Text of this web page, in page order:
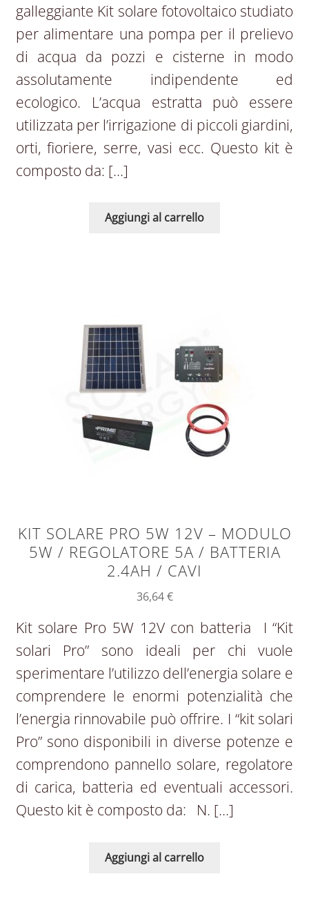
galleggiante Kit solare fotovoltaico studiato
per alimentare una pompa per il prelievo
di acqua da pozzi e cisterne in modo
assolutamente indipendente ed
ecologico. L’acqua estratta può essere
utilizzata per l’irrigazione di piccoli giardini,
orti, fioriere, serre, vasi ecc. Questo kit è
composto da: […]
Aggiungi al carrello
KIT SOLARE PRO 5W 12V – MODULO
5W / REGOLATORE 5A / BATTERIA
2.4AH / CAVI
36,64€
Kit solare Pro 5W 12V con batteria I “Kit
solari Pro” sono ideali per chi vuole
sperimentare l’utilizzo dell’energia solare e
comprendere le enormi potenzialità che
l’energia rinnovabile può offrire. I “kit solari
Pro” sono disponibili in diverse potenze e
comprendono pannello solare, regolatore
di carica, batteria ed eventuali accessori.
Questo kit è composto da: N. […]
Aggiungi al carrello